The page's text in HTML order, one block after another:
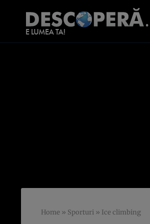
Home » Sporturi » Ice climbing